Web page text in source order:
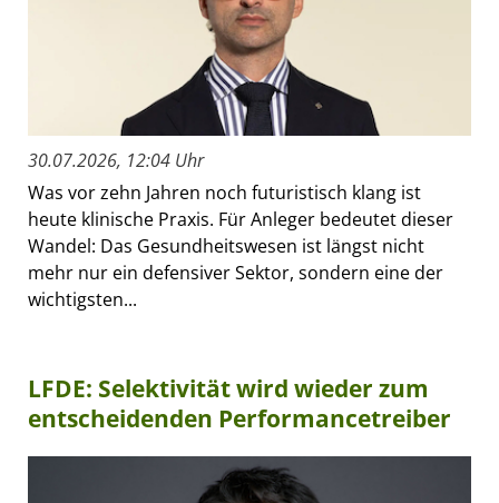
30.07.2026, 12:04 Uhr
Was vor zehn Jahren noch futuristisch klang ist
heute klinische Praxis. Für Anleger bedeutet dieser
Wandel: Das Gesundheitswesen ist längst nicht
mehr nur ein defensiver Sektor, sondern eine der
wichtigsten...
LFDE: Selektivität wird wieder zum
entscheidenden Performancetreiber